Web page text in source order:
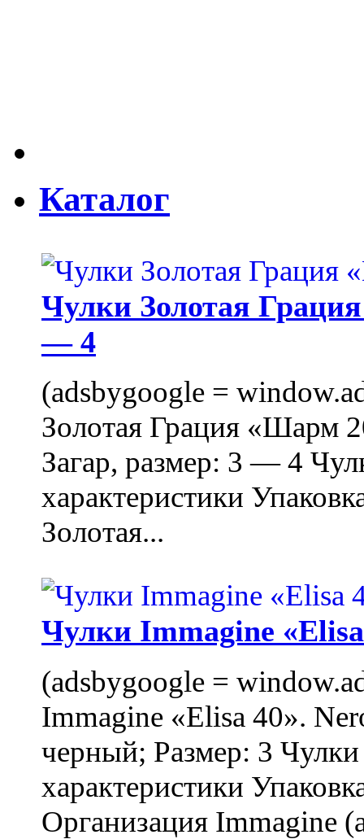
Каталог
Чулки Золотая
— 4
(adsbygoogle =
Золотая Грация «Шарм
Загар, размер: 3 — 4
характеристики
Золотая...
Чулки Immagine
(adsbygoogle =
Immagine «Elisa 40».
черный; Размер: 3
характеристики
Организация Immagine